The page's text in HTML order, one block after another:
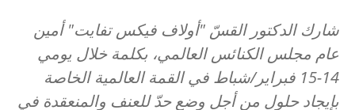
شارك الدكتور القسّ "أولاف فيكس تفايت" أمين
عام مجلس الكنائس العالمي، بكلمة خلال يومي
14-15 فبراير/شباط في القمة العالمية الخاصة
بإيجاد حلول من أجل وضع حدّ للعنف والمنعقدة في